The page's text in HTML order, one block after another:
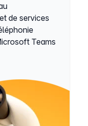
de services
Teams